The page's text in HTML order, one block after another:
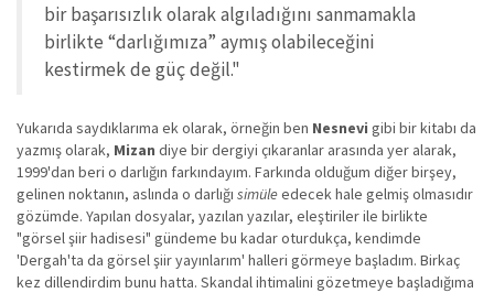
bir başarısızlık olarak algıladığını sanmamakla
birlikte “darlığımıza” aymış olabileceğini
kestirmek de güç değil."
Yukarıda saydıklarıma ek olarak, örneğin ben Nesnevi gibi bir kitabı da
yazmış olarak, Mizan diye bir dergiyi çıkaranlar arasında yer alarak,
1999'dan beri o darlığın farkındayım. Farkında olduğum diğer birşey,
gelinen noktanın, aslında o darlığı simüleedecek hale gelmiş olmasıdır
gözümde. Yapılan dosyalar, yazılan yazılar, eleştiriler ile birlikte
"görsel şiir hadisesi" gündeme bu kadar oturdukça, kendimde
'Dergah'ta da görsel şiir yayınlarım' halleri görmeye başladım. Birkaç
kez dillendirdim bunu hatta. Skandal ihtimalini gözetmeye başladığıma